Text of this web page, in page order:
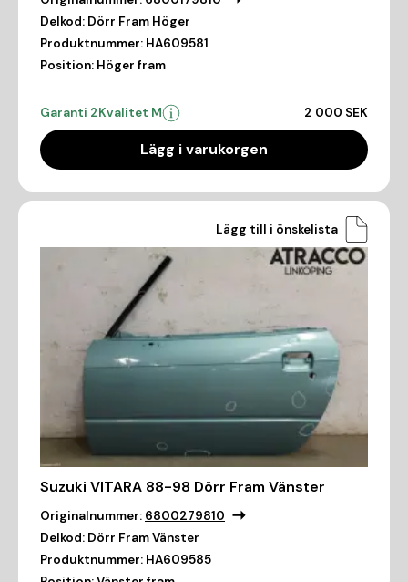
Delkod: Dörr Fram Höger
Produktnummer: HA609581
Position: Höger fram
Garanti 2Kvalitet M 2 000 SEK
Lägg i varukorgen
Lägg till i önskelista
Suzuki VITARA 88-98 Dörr Fram Vänster
Originalnummer: 6800279810
Delkod: Dörr Fram Vänster
Produktnummer: HA609585